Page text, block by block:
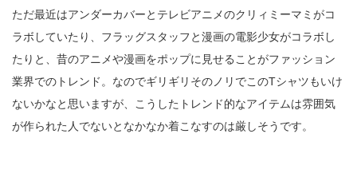
ただ最近はアンダーカバーとテレビアニメのクリィミーマミがコ
ラボしていたり、フラッグスタッフと漫画の電影少女がコラボし
たりと、昔のアニメや漫画をポップに見せることがファッション
業界でのトレンド。なのでギリギリそのノリでこのTシャツもいけ
ないかなと思いますが、こうしたトレンド的なアイテムは雰囲気
が作られた人でないとなかなか着こなすのは厳しそうです。